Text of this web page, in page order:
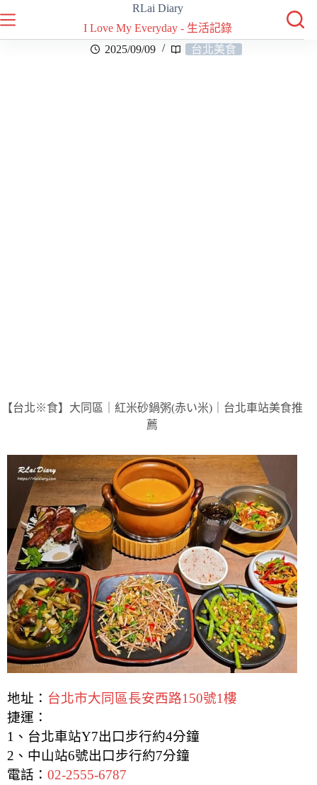
RLai Diary
I Love My Everyday - 生活記錄
2025/09/09
台北美食
【台北※食】大同區｜紅米砂鍋粥(赤い米)｜台北車站美食推
薦
地址： 台北市大同區長安西路150號1樓
捷運：
1、台北車站Y7出口步行約4分鐘
2、中山站6號出口步行約7分鐘
電話： 02-2555-6787